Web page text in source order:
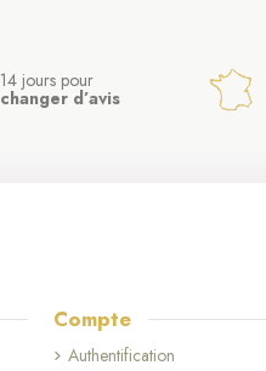
14 jours pour
changer d’avis
Compte
Authentification